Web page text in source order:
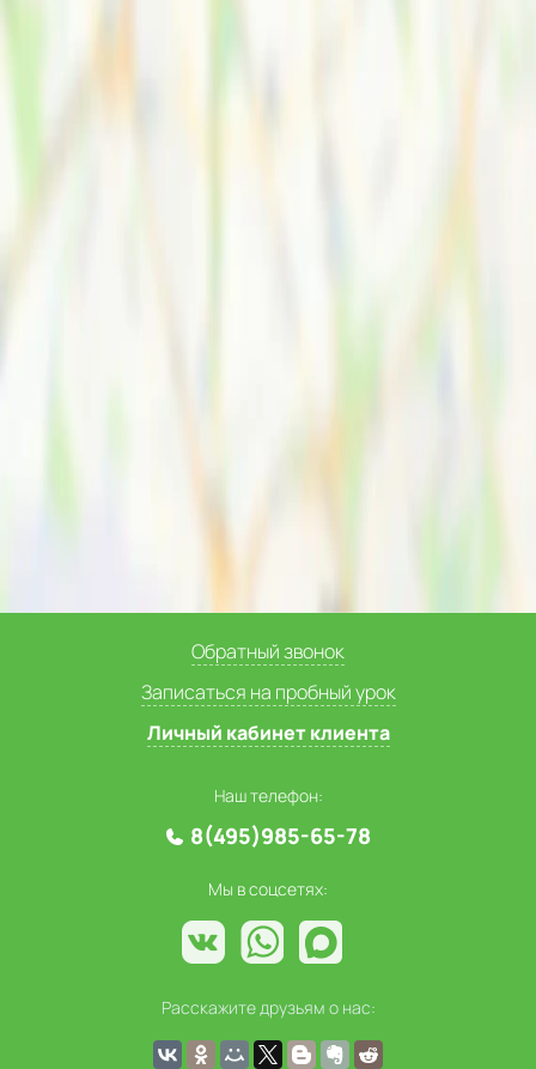
Обратный звонок
Записаться на пробный урок
Личный кабинет клиента
Наш телефон:
8(495)985-65-78
Мы в соцсетях:
Расскажите друзьям о нас: